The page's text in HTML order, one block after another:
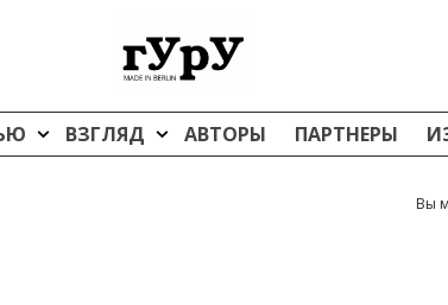
ВЗГЛЯД АВТОРЫ ПАРТНЕРЫ
Вы